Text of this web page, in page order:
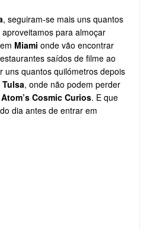
, seguiram-se mais uns quantos
para almoçar
Miami onde vão encontrar
saídos de filme ao
uns quantos quilómetros depois
Tulsa, onde não podem perder
Cosmic Curios. E que
dia antes de entrar em